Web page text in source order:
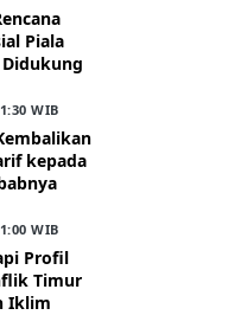
Piala
WIB
kepada
WIB
Profil
Timur
Iklim